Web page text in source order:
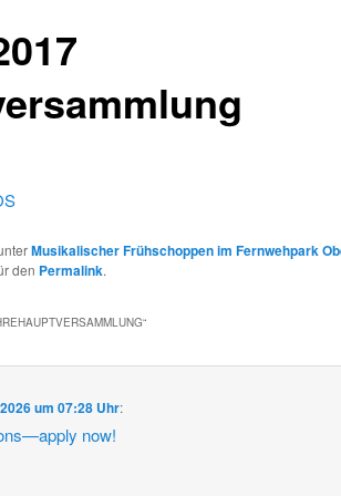
Musikalischer Frühschoppen im Fernwehpark
den Permalink.
“
um 07:28 Uhr:
now!